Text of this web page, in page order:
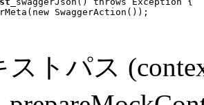
new SwaggerAction());
トパス